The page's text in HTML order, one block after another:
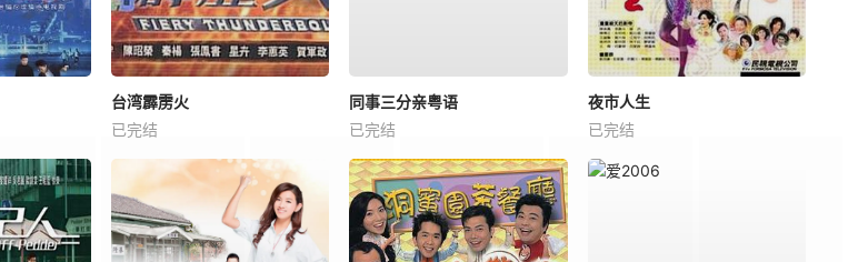
台湾霹雳火
已完结
同事三分亲粤语
已完结
夜市人生
已完结